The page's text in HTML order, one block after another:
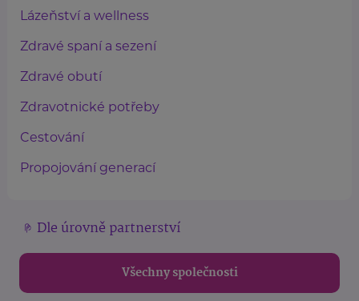
Lázeňství a wellness
Zdravé spaní a sezení
Zdravé obutí
Zdravotnické potřeby
Cestování
Propojování generací
Dle úrovně partnerství
Všechny společnosti